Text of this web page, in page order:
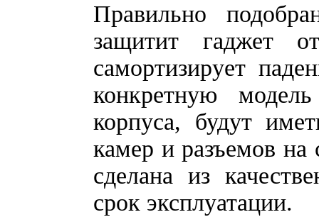
Правильно
защитит гаджет
самортизирует
конкретную
корпуса, будут
камер и разъемов на
сделана из
срок эксплуатации.